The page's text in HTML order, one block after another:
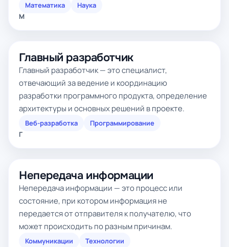
Математика
Наука
М
Главный разработчик
Главный разработчик — это специалист,
отвечающий за ведение и координацию
разработки программного продукта, определение
архитектуры и основных решений в проекте.
Веб-разработка
Программирование
Г
Непередача информации
Непередача информации — это процесс или
состояние, при котором информация не
передается от отправителя к получателю, что
может происходить по разным причинам.
Коммуникации
Технологии